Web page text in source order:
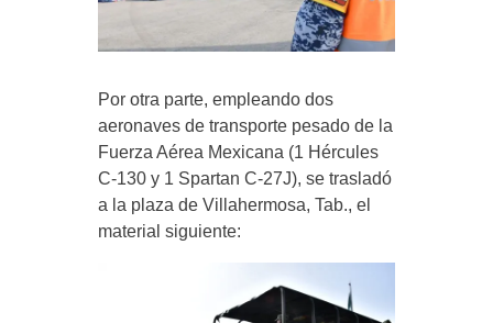
Por otra parte, empleando dos
aeronaves de transporte pesado de la
Fuerza Aérea Mexicana (1 Hércules
C-130 y 1 Spartan C-27J), se trasladó
a la plaza de Villahermosa, Tab., el
material siguiente: